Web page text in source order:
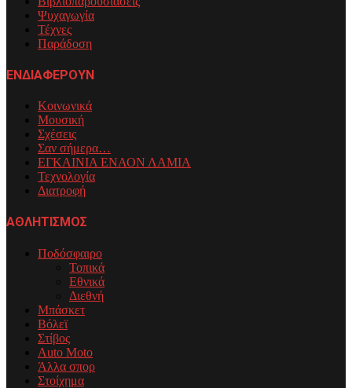
Ψυχαγωγία
Τέχνες
Παράδοση
ΕΝΔΙΑΦΕΡΟΥΝ
Κοινωνικά
Μουσική
Σχέσεις
Σαν σήμερα…
ΕΓΚΑΙΝΙΑ ΕΝΑΟΝ ΛΑΜΙΑ
Τεχνολογία
Διατροφή
ΑΘΛΗΤΙΣΜΟΣ
Ποδόσφαιρο
Τοπικά
Εθνικά
Διεθνή
Μπάσκετ
Βόλεϊ
Στίβος
Auto Moto
Άλλα σπορ
Στοίχημα